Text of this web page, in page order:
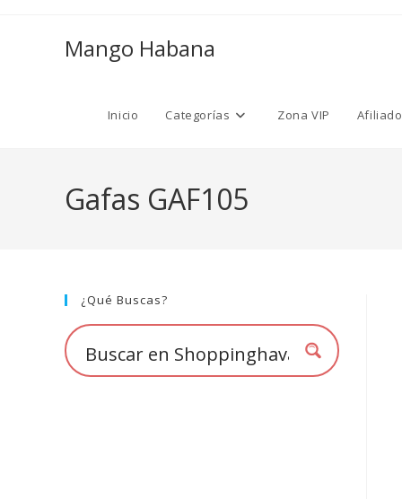
Mango Habana
Inicio Categorías Zona VIP
Gafas GAF105
¿Qué Buscas?